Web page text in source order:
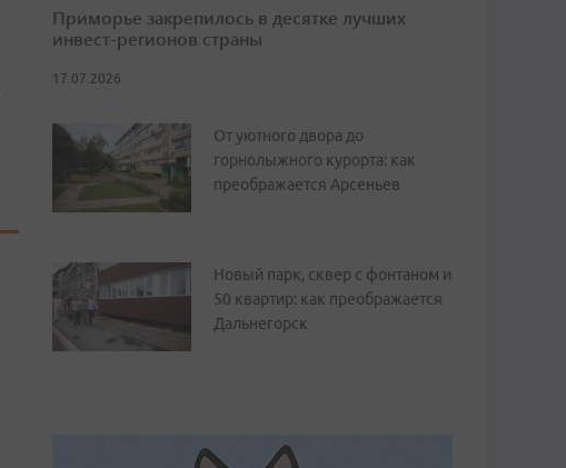
Приморье закрепилось в десятке лучших
инвест-регионов страны
17.07.2026
От уютного двора до
горнолыжного курорта: как
преображается Арсеньев
Новый парк, сквер с фонтаном и
50 квартир: как преображается
Дальнегорск